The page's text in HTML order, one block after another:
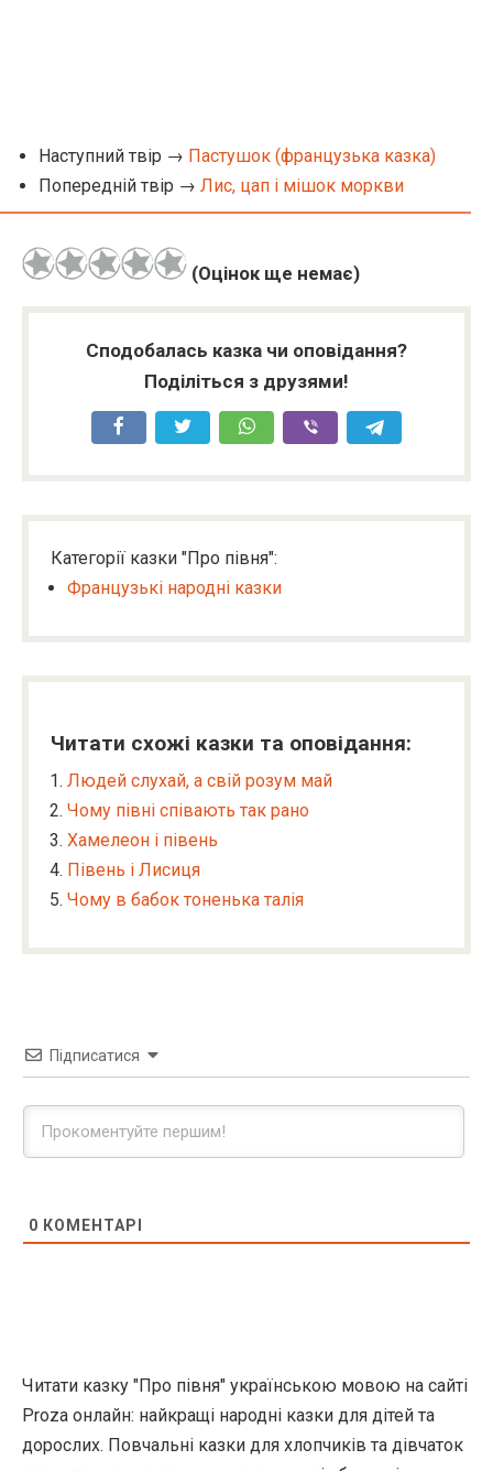
Наступний твір → Пастушок (французька казка)
Попередній твір → Лис, цап і мішок моркви
(Оцінок ще немає)
Сподобалась казка чи оповідання?
Поділіться з друзями!
Категорії казки "Про півня":
Французькі народні казки
Читати схожі казки та оповідання:
Людей слухай, а свій розум май
Чому півні співають так рано
Хамелеон і півень
Півень і Лисиця
Чому в бабок тоненька талія
Підписатися
0 КОМЕНТАРІ
Читати казку "Про півня" українською мовою на сайті
Proza онлайн: найкращі народні казки для дітей та
дорослих. Повчальні казки для хлопчиків та дівчаток